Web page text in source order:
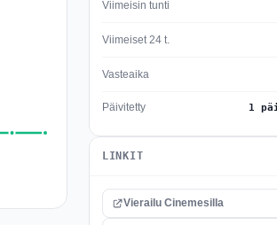
Viimeisin tunti
Viimeiset 24 t.
Vasteaika
Päivitetty 1
LINKIT
Vierailu Cinemesilla